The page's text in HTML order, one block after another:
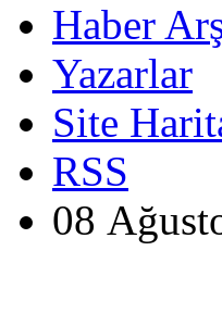
Haber
Yazarlar
Site
RSS
08